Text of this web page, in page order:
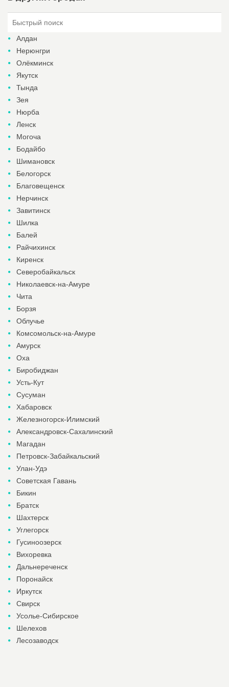
Алдан
Нерюнгри
Олёкминск
Якутск
Тында
Зея
Нюрба
Ленск
Могоча
Бодайбо
Шимановск
Белогорск
Благовещенск
Нерчинск
Завитинск
Шилка
Балей
Райчихинск
Киренск
Северобайкальск
Николаевск-на-Амуре
Чита
Борзя
Облучье
Комсомольск-на-Амуре
Амурск
Оха
Биробиджан
Усть-Кут
Сусуман
Хабаровск
Железногорск-Илимский
Александровск-Сахалинский
Магадан
Петровск-Забайкальский
Улан-Удэ
Советская Гавань
Бикин
Братск
Шахтерск
Углегорск
Гусиноозерск
Вихоревка
Дальнереченск
Поронайск
Иркутск
Свирск
Усолье-Сибирское
Шелехов
Лесозаводск